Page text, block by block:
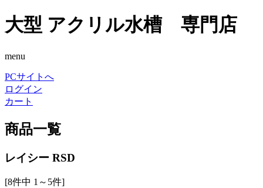
大型 アクリル水槽 専門店
menu
PCサイトへ
ログイン
カート
商品一覧
レイシー RSD
[8件中 1～5件]